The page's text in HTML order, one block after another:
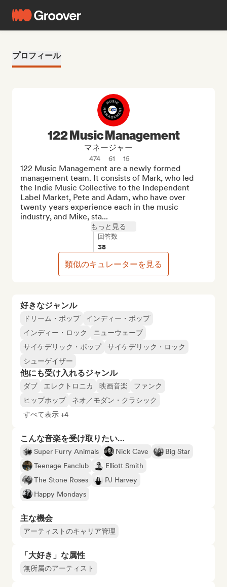
プロフィール
好きなジャンル
ドリーム・ポップ
インディー・ポップ
インディー・ロック
ニューウェーブ
サイケデリック・ポップ
サイケデリック・ロック
シューゲイザー
他にも受け入れるジャンル
ダブ エレクトロニカ 映画音楽
ファンク
ヒップホップ
ネオ／モダン・クラシック
すべて表示 +4
こんな音楽を受け取りたい…
Super Furry Animals Nick Cave
Big Star
Teenage Fanclub
Elliott Smith
The Stone Roses
PJ Harvey
Happy Mondays
主な機会
アーティストのキャリア管理
「大好き」な属性
無所属のアーティスト
122 Music Management
マネージャー
474 61 15
122 Music Management are a newly formed
management team. It consists of Mark, who led
the Indie Music Collective to the Independent
Label Market, Pete and Adam, who have over
twenty years experience each in the music
industry, and Mike, sta...
もっと見る
回答数
38
類似のキュレーターを見る